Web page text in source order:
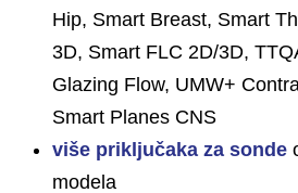
Hip, Smart Breast, Smart
3D, Smart FLC 2D/3D,
Glazing Flow, UMW+
Smart Planes CNS
više priključaka za sonde
modela